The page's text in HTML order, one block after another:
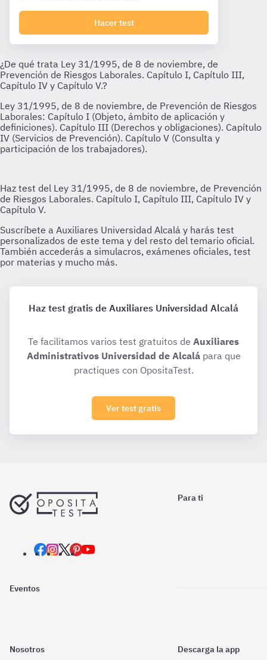
Hacer test
Haz test gratis de Auxiliares Universidad Alcalá
Te facilitamos varios test gratuitos de Auxiliares
Administrativos Universidad de Alcalápara que
practiques con OpositaTest.
Ver test gratis
Para ti
Eventos
Nosotros Descarga la app